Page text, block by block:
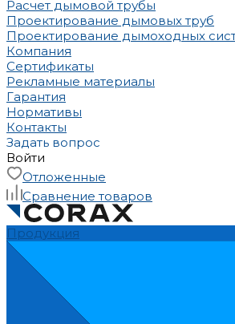
Расчет дымовой трубы
Проектирование дымовых труб
Проектирование дымоходных
Компания
Сертификаты
Рекламные материалы
Гарантия
Нормативы
Контакты
Задать вопрос
Войти
Отложенные
Сравнение товаров
Продукция